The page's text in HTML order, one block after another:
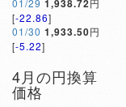
01/29 1,938.72円
[-22.86]
01/30 1,933.50円
[-5.22]
4月の円換算
価格